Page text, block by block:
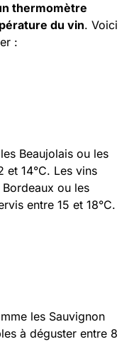
thermomètre
du vin. Voici
:
Beaujolais ou les
et 14°C. Les vins
ou les
entre 15 et 18°C.
les Sauvignon
à déguster entre 8